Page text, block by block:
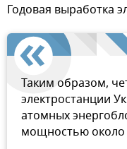
Годовая выработка
Таким образом,
электростанции
атомных
мощностью около